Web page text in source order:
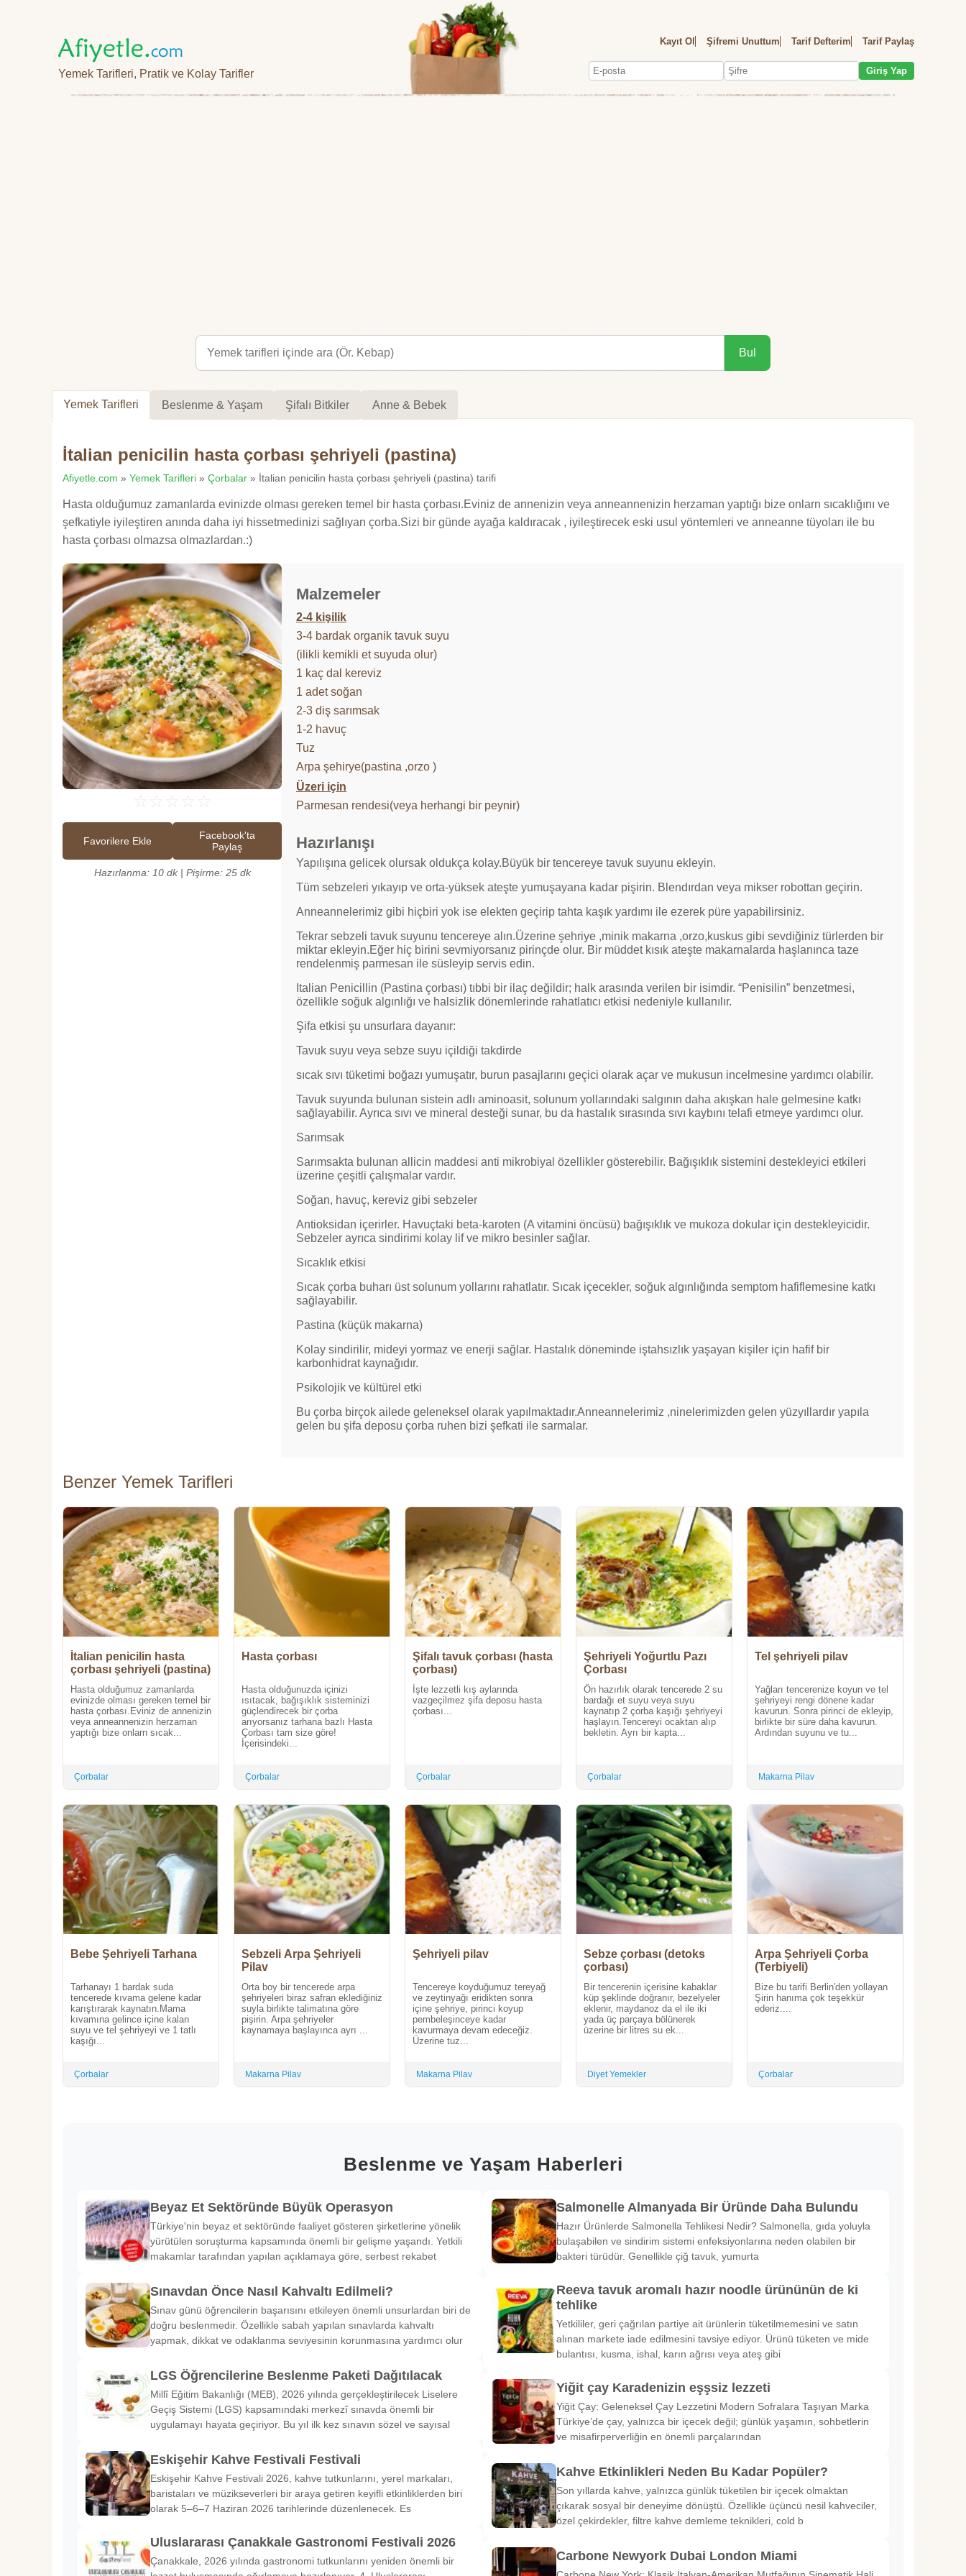
Yemek Tarifleri, Pratik ve Kolay Tarifler
Kayıt Ol Şifremi Unuttum Tarif Defterim Tarif Paylaş
Giriş Yap
Bul
Yemek Tarifleri Beslenme & Yaşam Şifalı Bitkiler Anne & Bebek
İtalian penicilin hasta çorbası şehriyeli (pastina)
Afiyetle.com » Yemek Tarifleri » Çorbalar » İtalian penicilin hasta çorbası şehriyeli (pastina) tarifi
Hasta olduğumuz zamanlarda evinizde olması gereken temel bir hasta çorbası.Eviniz de annenizin veya anneannenizin herzaman yaptığı bize onlarn sıcaklığını ve
şefkatiyle iyileştiren anında daha iyi hissetmedinizi sağlıyan çorba.Sizi bir günde ayağa kaldıracak , iyileştirecek eski usul yöntemleri ve anneanne tüyoları ile bu
hasta çorbası olmazsa olmazlardan.:)
☆ ☆ ☆ ☆ ☆
Favorilere Ekle
Facebook'ta
Paylaş
Hazırlanma: 10 dk | Pişirme: 25 dk
Malzemeler
2-4 kişilik
3-4 bardak organik tavuk suyu
(ilikli kemikli et suyuda olur)
1 kaç dal kereviz
1 adet soğan
2-3 diş sarımsak
1-2 havuç
Tuz
Arpa şehirye(pastina ,orzo )
Üzeri için
Parmesan rendesi(veya herhangi bir peynir)
Hazırlanışı
Yapılışına gelicek olursak oldukça kolay.Büyük bir tencereye tavuk suyunu ekleyin.
Tüm sebzeleri yıkayıp ve orta-yüksek ateşte yumuşayana kadar pişirin. Blendırdan veya mikser robottan geçirin.
Anneannelerimiz gibi hiçbiri yok ise elekten geçirip tahta kaşık yardımı ile ezerek püre yapabilirsiniz.
Tekrar sebzeli tavuk suyunu tencereye alın.Üzerine şehriye ,minik makarna ,orzo,kuskus gibi sevdiğiniz türlerden bir
miktar ekleyin.Eğer hiç birini sevmiyorsanız pirinçde olur. Bir müddet kısık ateşte makarnalarda haşlanınca taze
rendelenmiş parmesan ile süsleyip servis edin.
Italian Penicillin (Pastina çorbası) tıbbi bir ilaç değildir; halk arasında verilen bir isimdir. “Penisilin” benzetmesi,
özellikle soğuk algınlığı ve halsizlik dönemlerinde rahatlatıcı etkisi nedeniyle kullanılır.
Şifa etkisi şu unsurlara dayanır:
Tavuk suyu veya sebze suyu içildiği takdirde
sıcak sıvı tüketimi boğazı yumuşatır, burun pasajlarını geçici olarak açar ve mukusun incelmesine yardımcı olabilir.
Tavuk suyunda bulunan sistein adlı aminoasit, solunum yollarındaki salgının daha akışkan hale gelmesine katkı
sağlayabilir. Ayrıca sıvı ve mineral desteği sunar, bu da hastalık sırasında sıvı kaybını telafi etmeye yardımcı olur.
Sarımsak
Sarımsakta bulunan allicin maddesi anti mikrobiyal özellikler gösterebilir. Bağışıklık sistemini destekleyici etkileri
üzerine çeşitli çalışmalar vardır.
Soğan, havuç, kereviz gibi sebzeler
Antioksidan içerirler. Havuçtaki beta-karoten (A vitamini öncüsü) bağışıklık ve mukoza dokular için destekleyicidir.
Sebzeler ayrıca sindirimi kolay lif ve mikro besinler sağlar.
Sıcaklık etkisi
Sıcak çorba buharı üst solunum yollarını rahatlatır. Sıcak içecekler, soğuk algınlığında semptom hafiflemesine katkı
sağlayabilir.
Pastina (küçük makarna)
Kolay sindirilir, mideyi yormaz ve enerji sağlar. Hastalık döneminde iştahsızlık yaşayan kişiler için hafif bir
karbonhidrat kaynağıdır.
Psikolojik ve kültürel etki
Bu çorba birçok ailede geleneksel olarak yapılmaktadır.Anneannelerimiz ,ninelerimizden gelen yüzyıllardır yapıla
gelen bu şifa deposu çorba ruhen bizi şefkati ile sarmalar.
Benzer Yemek Tarifleri
İtalian penicilin hasta
çorbası şehriyeli (pastina)
Hasta olduğumuz zamanlarda
evinizde olması gereken temel bir
hasta çorbası.Eviniz de annenizin
veya anneannenizin herzaman
yaptığı bize onlarn sıcak...
Çorbalar
Hasta çorbası
Hasta olduğunuzda içinizi
ısıtacak, bağışıklık sisteminizi
güçlendirecek bir çorba
arıyorsanız tarhana bazlı Hasta
Çorbası tam size göre!
İçerisindeki...
Çorbalar
Şifalı tavuk çorbası (hasta
çorbası)
İşte lezzetli kış aylarında
vazgeçilmez şifa deposu hasta
çorbası...
Çorbalar
Şehriyeli Yoğurtlu Pazı
Çorbası
Ön hazırlık olarak tencerede 2 su
bardağı et suyu veya suyu
kaynatıp 2 çorba kaşığı şehriyeyi
haşlayın.Tencereyi ocaktan alıp
bekletin. Ayrı bir kapta...
Çorbalar
Tel şehriyeli pilav
Yağları tencerenize koyun ve tel
şehriyeyi rengi dönene kadar
kavurun. Sonra pirinci de ekleyip,
birlikte bir süre daha kavurun.
Ardından suyunu ve tu...
Makarna Pilav
Bebe Şehriyeli Tarhana
Tarhanayı 1 bardak suda
tencerede kıvama gelene kadar
karıştırarak kaynatın.Mama
kıvamına gelince içine kalan
suyu ve tel şehriyeyi ve 1 tatlı
kaşığı...
Çorbalar
Sebzeli Arpa Şehriyeli
Pilav
Orta boy bir tencerede arpa
şehriyeleri biraz safran eklediğiniz
suyla birlikte talimatına göre
pişirin. Arpa şehriyeler
kaynamaya başlayınca ayrı ...
Makarna Pilav
Şehriyeli pilav
Tencereye koyduğumuz tereyağ
ve zeytinyağı eridikten sonra
içine şehriye, pirinci koyup
pembeleşinceye kadar
kavurmaya devam edeceğiz.
Üzerine tuz...
Makarna Pilav
Sebze çorbası (detoks
çorbası)
Bir tencerenin içerisine kabaklar
küp şeklinde doğranır, bezelyeler
eklenir, maydanoz da el ile iki
yada üç parçaya bölünerek
üzerine bir litres su ek...
Diyet Yemekler
Arpa Şehriyeli Çorba
(Terbiyeli)
Bize bu tarifi Berlin'den yollayan
Şirin hanıma çok teşekkür
ederiz....
Çorbalar
Beslenme ve Yaşam Haberleri
Beyaz Et Sektöründe Büyük Operasyon
Türkiye'nin beyaz et sektöründe faaliyet gösteren şirketlerine yönelik
yürütülen soruşturma kapsamında önemli bir gelişme yaşandı. Yetkili
makamlar tarafından yapılan açıklamaya göre, serbest rekabet
Sınavdan Önce Nasıl Kahvaltı Edilmeli?
Sınav günü öğrencilerin başarısını etkileyen önemli unsurlardan biri de
doğru beslenmedir. Özellikle sabah yapılan sınavlarda kahvaltı
yapmak, dikkat ve odaklanma seviyesinin korunmasına yardımcı olur
LGS Öğrencilerine Beslenme Paketi Dağıtılacak
Millî Eğitim Bakanlığı (MEB), 2026 yılında gerçekleştirilecek Liselere
Geçiş Sistemi (LGS) kapsamındaki merkezî sınavda önemli bir
uygulamayı hayata geçiriyor. Bu yıl ilk kez sınavın sözel ve sayısal
Eskişehir Kahve Festivali Festivali
Eskişehir Kahve Festivali 2026, kahve tutkunlarını, yerel markaları,
baristaları ve müzikseverleri bir araya getiren keyifli etkinliklerden biri
olarak 5–6–7 Haziran 2026 tarihlerinde düzenlenecek. Es
Uluslararası Çanakkale Gastronomi Festivali 2026
Çanakkale, 2026 yılında gastronomi tutkunlarını yeniden önemli bir
Salmonelle Almanyada Bir Üründe Daha Bulundu
Hazır Ürünlerde Salmonella Tehlikesi Nedir? Salmonella, gıda yoluyla
bulaşabilen ve sindirim sistemi enfeksiyonlarına neden olabilen bir
bakteri türüdür. Genellikle çiğ tavuk, yumurta
Reeva tavuk aromalı hazır noodle ürününün de ki
tehlike
Yetkililer, geri çağrılan partiye ait ürünlerin tüketilmemesini ve satın
alınan markete iade edilmesini tavsiye ediyor. Ürünü tüketen ve mide
bulantısı, kusma, ishal, karın ağrısı veya ateş gibi
Yiğit çay Karadenizin eşşsiz lezzeti
Yiğit Çay: Geleneksel Çay Lezzetini Modern Sofralara Taşıyan Marka
Türkiye’de çay, yalnızca bir içecek değil; günlük yaşamın, sohbetlerin
ve misafirperverliğin en önemli parçalarından
Kahve Etkinlikleri Neden Bu Kadar Popüler?
Son yıllarda kahve, yalnızca günlük tüketilen bir içecek olmaktan
çıkarak sosyal bir deneyime dönüştü. Özellikle üçüncü nesil kahveciler,
özel çekirdekler, filtre kahve demleme teknikleri, cold b
Carbone Newyork Dubai London Miami